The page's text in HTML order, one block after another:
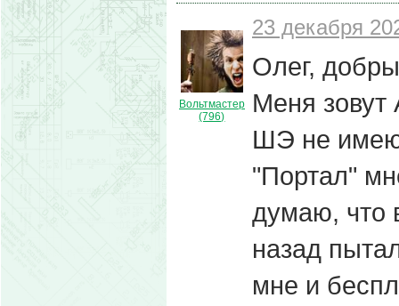
Вольтмастер
(796)
23 декабря
Олег,
Меня зовут
ШЭ не имею
"Портал"
думаю, что
назад
мне и